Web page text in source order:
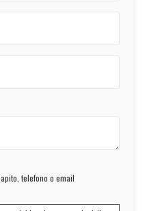
telefono o email